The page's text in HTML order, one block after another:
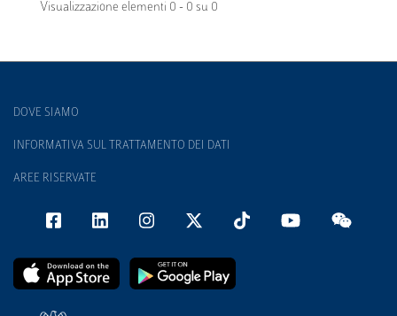
Visualizzazione elementi 0 - 0 su 0
DOVE SIAMO
INFORMATIVA SUL TRATTAMENTO DEI DATI
AREE RISERVATE